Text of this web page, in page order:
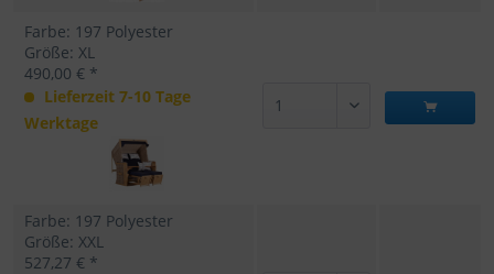
Farbe: 197 Polyester
Größe: XL
490,00 € *
Lieferzeit 7-10 Tage
Werktage
Farbe: 197 Polyester
Größe: XXL
527,27 € *